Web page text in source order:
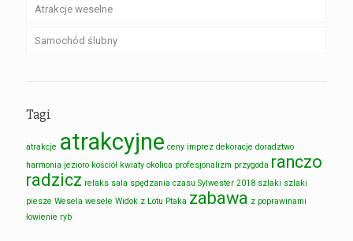
Atrakcje weselne
Samochód ślubny
Tagi
atrakcje atrakcyjne ceny imprez dekoracje doradztwo
harmonia jezioro kościół kwiaty okolica profesjonalizm przygoda ranczo
radzicz relaks sala spędzania czasu Sylwester 2018 szlaki szlaki
piesze Wesela wesele Widok z Lotu Ptaka zabawa z poprawinami
łowienie ryb